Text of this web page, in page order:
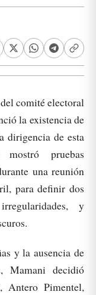
comité electoral
la existencia de
dirigencia de esta
pruebas
una reunión
para definir dos
y
y la ausencia de
Mamani decidió
Antero Pimentel,